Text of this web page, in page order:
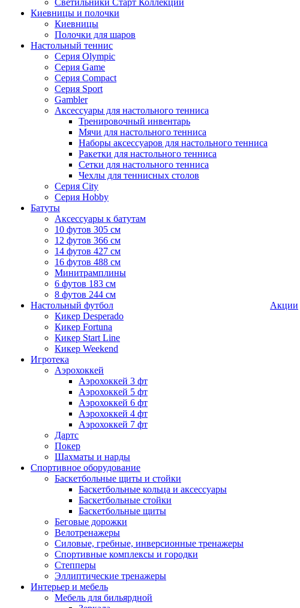
Светильники Старт Коллекции
Киевницы и полочки
Киевницы
Полочки для шаров
Настольный теннис
Серия Olympic
Серия Game
Серия Compact
Серия Sport
Gambler
Аксессуары для настольного тенниса
Тренировочный инвентарь
Мячи для настольного тенниса
Наборы аксессуаров для настольного тенниса
Ракетки для настольного тенниса
Сетки для настольного тенниса
Чехлы для теннисных столов
Серия City
Серия Hobby
Батуты
Аксессуары к батутам
10 футов 305 см
12 футов 366 см
14 футов 427 см
16 футов 488 см
Минитрамплины
6 футов 183 см
8 футов 244 см
Настольный футбол
Кикер Desperado
Кикер Fortuna
Кикер Start Line
Кикер Weekend
Игротека
Аэрохоккей
Аэрохоккей 3 фт
Аэрохоккей 5 фт
Аэрохоккей 6 фт
Аэрохоккей 4 фт
Аэрохоккей 7 фт
Дартс
Покер
Шахматы и нарды
Спортивное оборудование
Баскетбольные щиты и стойки
Баскетбольные кольца и аксессуары
Баскетбольные стойки
Баскетбольные щиты
Беговые дорожки
Велотренажеры
Силовые, гребные, инверсионные тренажеры
Спортивные комплексы и городки
Степперы
Эллиптические тренажеры
Интерьер и мебель
Мебель для бильярдной
Акции